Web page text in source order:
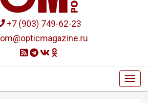
+7 (903) 749-62-23
om@opticmagazine.ru